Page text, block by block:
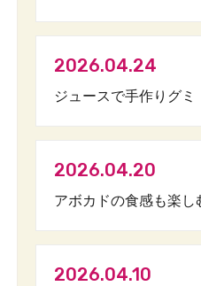
2026.04.24
ジュースで手作りグミ
2026.04.20
アボカドの食感も楽し
2026.04.10